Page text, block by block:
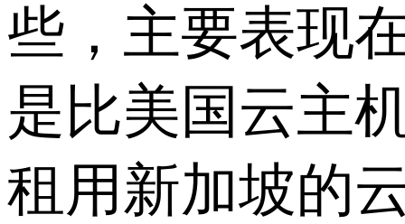
些，主要表现
是比美国云主
租用新加坡的